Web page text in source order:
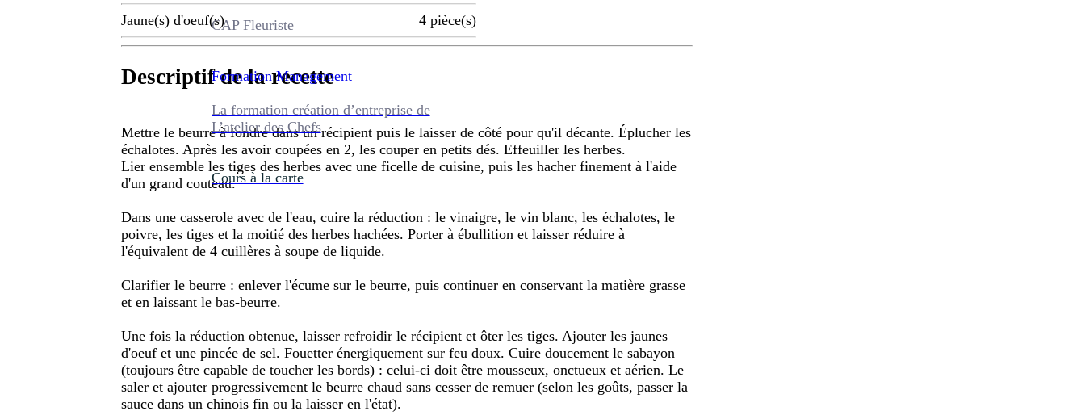
CAP Fleuriste
Formation Management
La formation création d’entreprise de
L’atelier des Chefs
Cours à la carte
Jaune(s) d'oeuf(s) 4 pièce(s)
Descriptif de la recette
Mettre le beurre à fondre dans un récipient puis le laisser de côté pour qu'il décante. Éplucher les
échalotes. Après les avoir coupées en 2, les couper en petits dés. Effeuiller les herbes.
Lier ensemble les tiges des herbes avec une ficelle de cuisine, puis les hacher finement à l'aide
d'un grand couteau.
Dans une casserole avec de l'eau, cuire la réduction : le vinaigre, le vin blanc, les échalotes, le
poivre, les tiges et la moitié des herbes hachées. Porter à ébullition et laisser réduire à
l'équivalent de 4 cuillères à soupe de liquide.
Clarifier le beurre : enlever l'écume sur le beurre, puis continuer en conservant la matière grasse
et en laissant le bas-beurre.
Une fois la réduction obtenue, laisser refroidir le récipient et ôter les tiges. Ajouter les jaunes
d'oeuf et une pincée de sel. Fouetter énergiquement sur feu doux. Cuire doucement le sabayon
(toujours être capable de toucher les bords) : celui-ci doit être mousseux, onctueux et aérien. Le
saler et ajouter progressivement le beurre chaud sans cesser de remuer (selon les goûts, passer la
sauce dans un chinois fin ou la laisser en l'état).